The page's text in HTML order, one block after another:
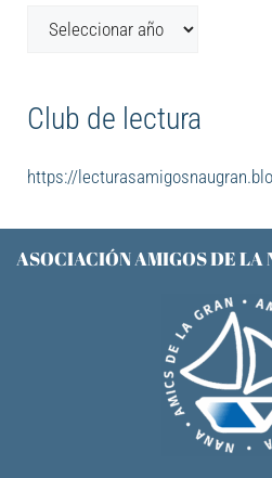
Club de lectura
https://
ASOCIACIÓN AMIGOS DE LA